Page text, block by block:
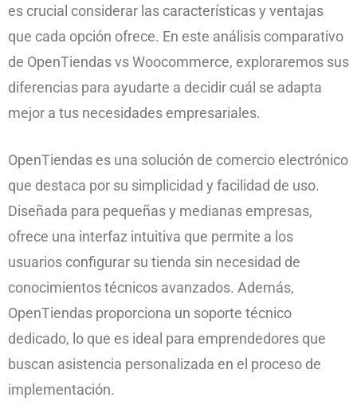
es crucial considerar las características y ventajas
que cada opción ofrece. En este análisis comparativo
de OpenTiendas vs Woocommerce, exploraremos sus
diferencias para ayudarte a decidir cuál se adapta
mejor a tus necesidades empresariales.
OpenTiendas es una solución de comercio electrónico
que destaca por su simplicidad y facilidad de uso.
Diseñada para pequeñas y medianas empresas,
ofrece una interfaz intuitiva que permite a los
usuarios configurar su tienda sin necesidad de
conocimientos técnicos avanzados. Además,
OpenTiendas proporciona un soporte técnico
dedicado, lo que es ideal para emprendedores que
buscan asistencia personalizada en el proceso de
implementación.